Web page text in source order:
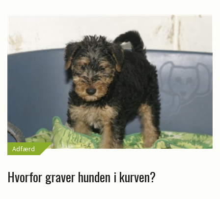
Adfærd
Hvorfor graver hunden i kurven?